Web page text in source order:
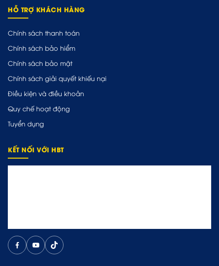
HỖ TRỢ KHÁCH HÀNG
Chính sách thanh toán
Chính sách bảo hiểm
Chính sách bảo mật
Chính sách giải quyết khiếu nại
Điều kiện và điều khoản
Quy chế hoạt động
Tuyển dụng
KẾT NỐI VỚI HBT